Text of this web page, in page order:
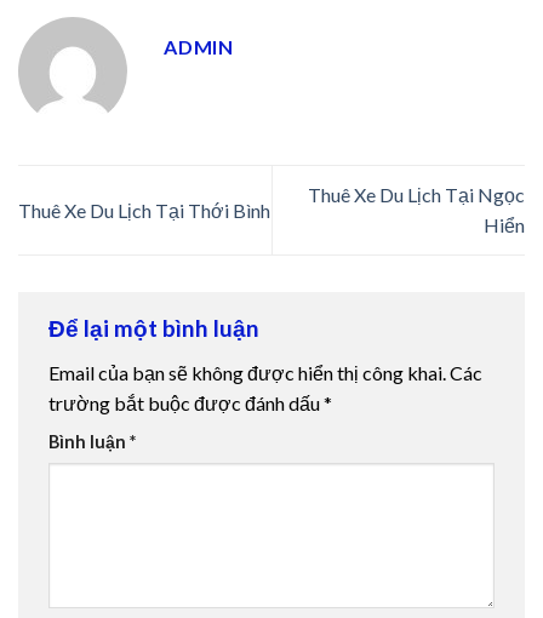
ADMIN
Thuê Xe Du Lịch Tại Thới Bình
Thuê Xe Du Lịch Tại Ngọc
Hiển
Để lại một bình luận
Email của bạn sẽ không được hiển thị công khai.Các
trường bắt buộc được đánh dấu*
Bình luận *